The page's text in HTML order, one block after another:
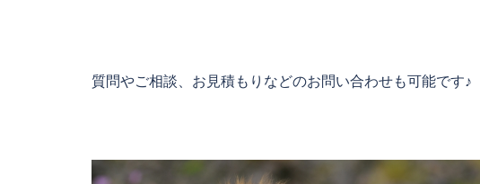
質問やご相談、お見積もりなどのお問い合わせも可能です♪